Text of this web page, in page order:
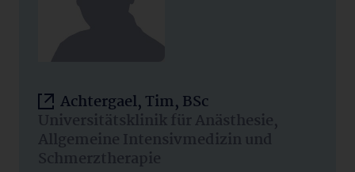
Achtergael, Tim, BSc
Universitätsklinik für Anästhesie,
Allgemeine Intensivmedizin und
Schmerztherapie